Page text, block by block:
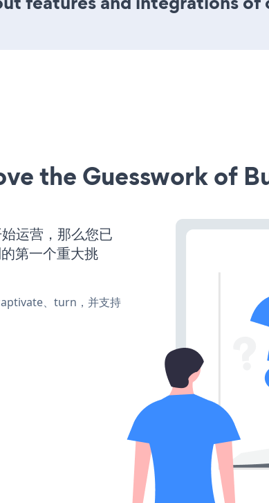
the Guesswork of
运营，那么您已
第一个重大挑
、turn，并支持